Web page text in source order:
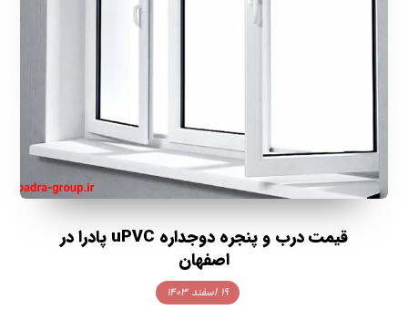
قیمت درب و پنجره دوجداره uPVC پادرا در
اصفهان
۱۹ اسفند ۱۴۰۳